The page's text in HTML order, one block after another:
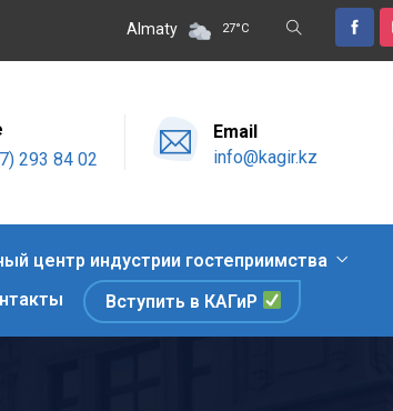
Оздоровительный отдых, знакомство с
Almaty 27°C
293 84 02
Email
info@kagir.kz
центр индустрии гостеприимства
Вступить в КАГиР